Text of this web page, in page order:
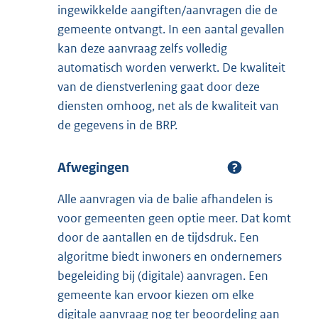
ingewikkelde aangiften/aanvragen die de
gemeente ontvangt. In een aantal gevallen
kan deze aanvraag zelfs volledig
automatisch worden verwerkt. De kwaliteit
van de dienstverlening gaat door deze
diensten omhoog, net als de kwaliteit van
de gegevens in de BRP.
Afwegingen
Alle aanvragen via de balie afhandelen is
voor gemeenten geen optie meer. Dat komt
door de aantallen en de tijdsdruk. Een
algoritme biedt inwoners en ondernemers
begeleiding bij (digitale) aanvragen. Een
gemeente kan ervoor kiezen om elke
digitale aanvraag nog ter beoordeling aan